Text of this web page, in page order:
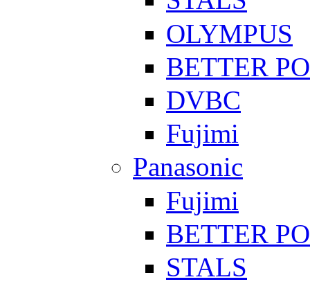
OLYMPUS
BETTER
DVBC
Fujimi
Panasonic
Fujimi
BETTER
STALS